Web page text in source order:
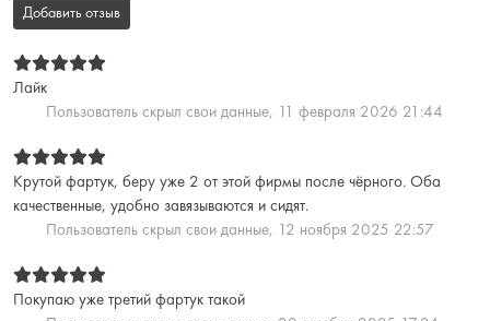
Добавить отзыв
Лайк
Пользователь скрыл свои данные, 11 февраля 2026 21:44
Крутой фартук, беру уже 2 от этой фирмы после чёрного. Оба
качественные, удобно завязываются и сидят.
Пользователь скрыл свои данные, 12 ноября 2025 22:57
Покупаю уже третий фартук такой